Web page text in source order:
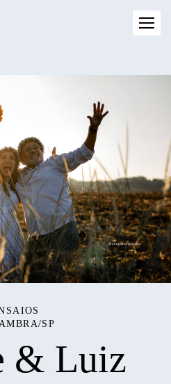
SP
& Luiz